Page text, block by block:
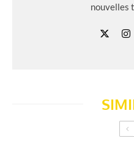
nouvelles